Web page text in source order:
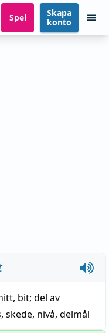
Spel
Skapa
konto
, bit; del av
, skede, nivå, delmål